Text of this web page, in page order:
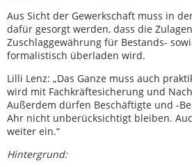
Aus Sicht der Gewerkschaft muss in
dafür gesorgt werden, dass die
Zuschlaggewährung für Bestands-
formalistisch überladen wird.
Lilli Lenz: „Das Ganze muss auch
wird mit Fachkräftesicherung und
Außerdem dürfen Beschäftigte und -
Ahr nicht unberücksichtigt bleiben.
weiter ein.“
Hintergrund: